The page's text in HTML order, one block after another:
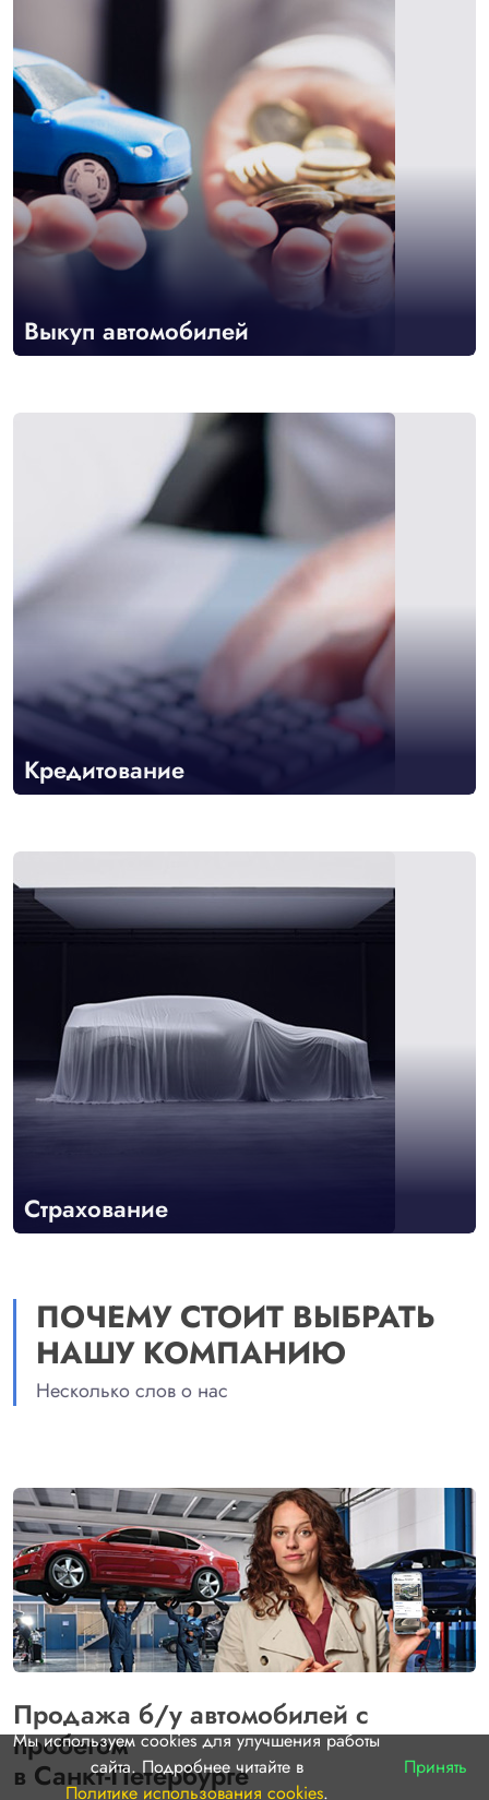
Мы используем cookies для улучшения работы
сайта. Подробнее читайте в
Политике использования cookies.
Принять
Выкуп автомобилей
Кредитование
Страхование
ПОЧЕМУ СТОИТ ВЫБРАТЬ
НАШУ КОМПАНИЮ
Несколько слов о нас
Продажа б/у автомобилей с
пробегом
в Санкт-Петербурге